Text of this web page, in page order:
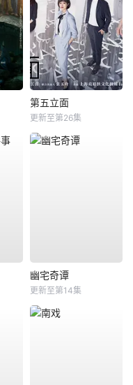
第五立面
更新至第26集
幽宅奇谭
更新至第14集